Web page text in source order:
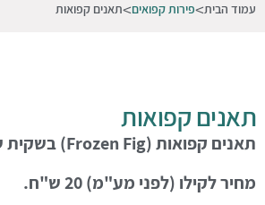
עמוד הבית פירות קפואים תאנים קפואות
תאנים קפואות
תאנים קפואות(Frozen Fig)בשקית של
מחיר לקילו (לפני מע"מ) 20 ש"ח.